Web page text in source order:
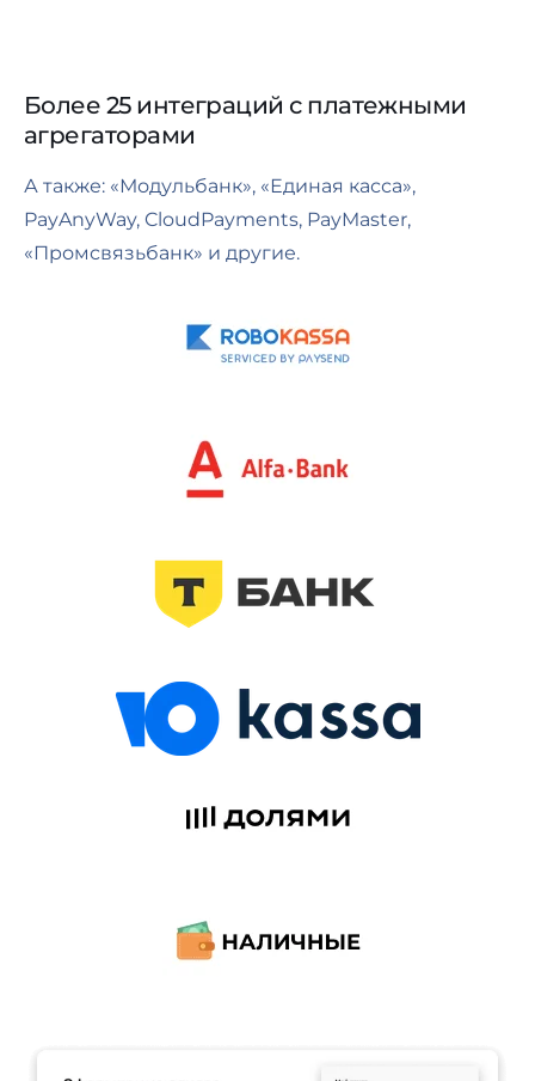
Более 25 интеграций с платежными
агрегаторами
А также: «Модульбанк», «Единая касса»,
PayAnyWay, CloudPayments, PayMaster,
«Промсвязьбанк» и другие.